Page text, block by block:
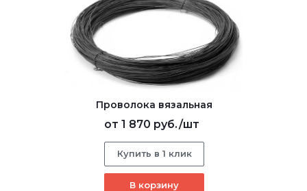
Проволока вязальная
от 1 870 руб./шт
Купить в 1 клик
В корзину